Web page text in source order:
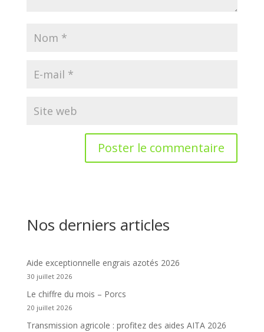
Nos derniers articles
Aide exceptionnelle engrais azotés 2026
30 juillet 2026
Le chiffre du mois – Porcs
20 juillet 2026
Transmission agricole : profitez des aides AITA 2026